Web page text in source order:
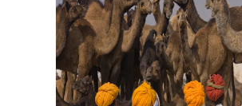
Dettagli